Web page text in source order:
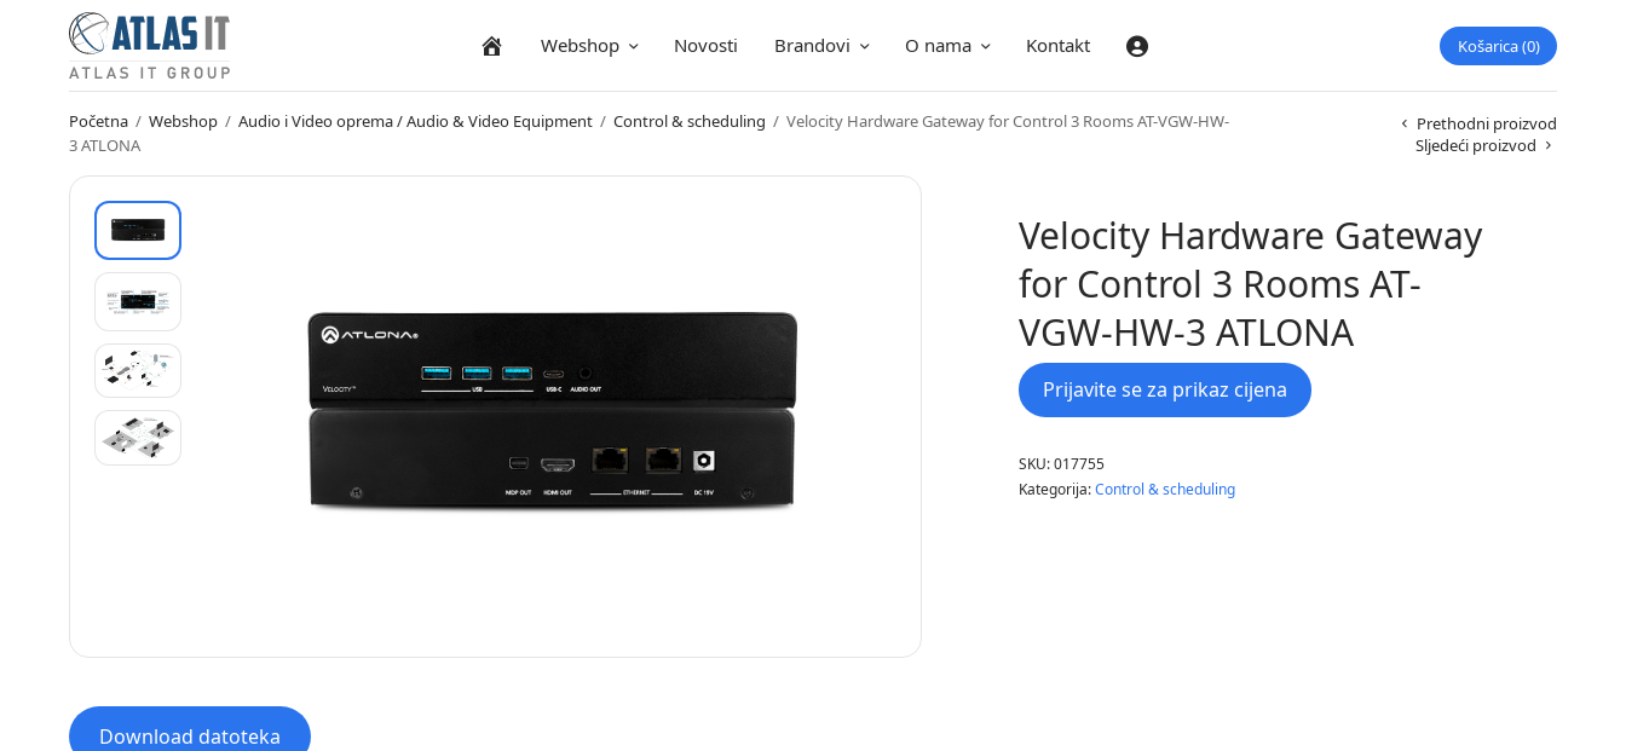
NaslovnicaWebshop Novosti Brandovi O nama Kontakt Prijava Košarica 0
Početna / Webshop / Audio i Video oprema / Audio & Video Equipment / Control & scheduling / Velocity Hardware Gateway for Control 3 Rooms AT-VGW-HW-
3 ATLONA
Prethodni proizvod
Sljedeći proizvod
Velocity Hardware Gateway
for Control 3 Rooms AT-
VGW-HW-3 ATLONA
Prijavite se za prikaz cijena
SKU:017755
Kategorija:Control & scheduling
Download datoteka